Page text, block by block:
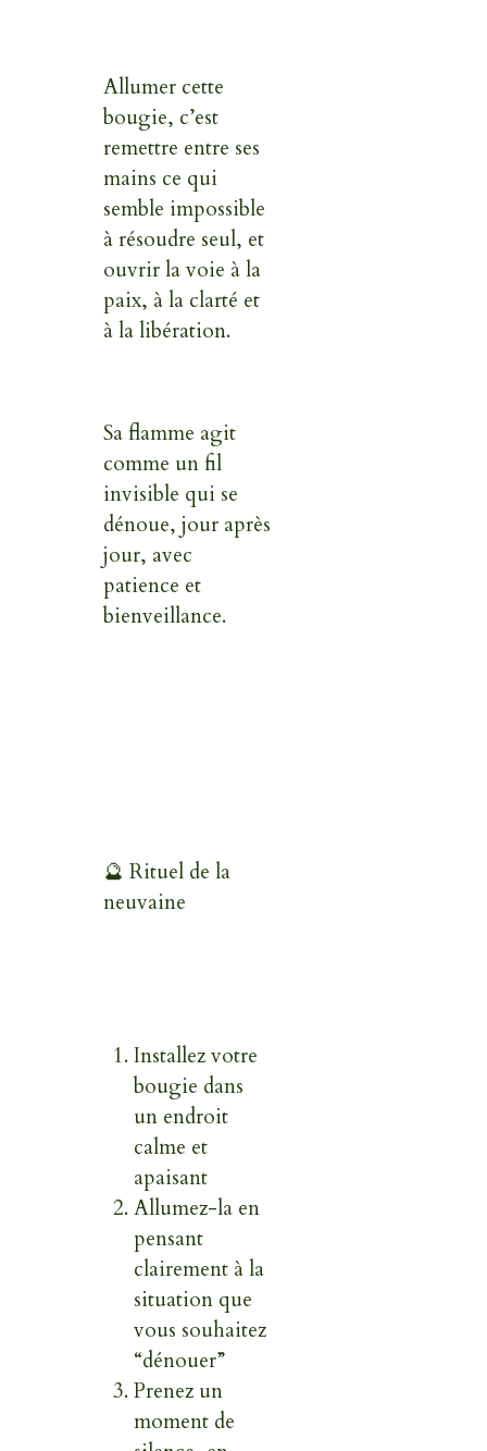
Allumer cette
bougie, c’est
remettre entre ses
mains ce qui
semble impossible
à résoudre seul, et
ouvrir la voie à la
paix, à la clarté et
à la libération.
Sa flamme agit
comme un fil
invisible qui se
dénoue, jour après
jour, avec
patience et
bienveillance.
🔮 Rituel de la
neuvaine
Installez votre
bougie dans
un endroit
calme et
apaisant
Allumez-la en
pensant
clairement à la
situation que
vous souhaitez
“dénouer”
Prenez un
moment de